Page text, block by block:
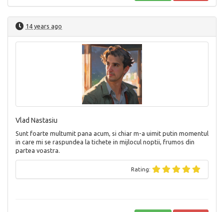
14 years ago
Vlad Nastasiu
Sunt foarte multumit pana acum, si chiar m-a uimit putin momentul
in care mi se raspundea la tichete in mijlocul noptii, frumos din
partea voastra.
Rating: